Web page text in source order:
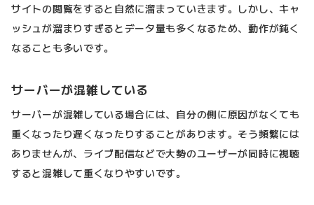
サイトの閲覧をすると自然に溜まっていきます。しかし、キャ
ッシュが溜まりすぎるとデータ量も多くなるため、動作が鈍く
なることも多いです。
サーバーが混雑している
サーバーが混雑している場合には、自分の側に原因がなくても
重くなったり遅くなったりすることがあります。そう頻繁には
ありませんが、ライブ配信などで大勢のユーザーが同時に視聴
すると混雑して重くなりやすいです。